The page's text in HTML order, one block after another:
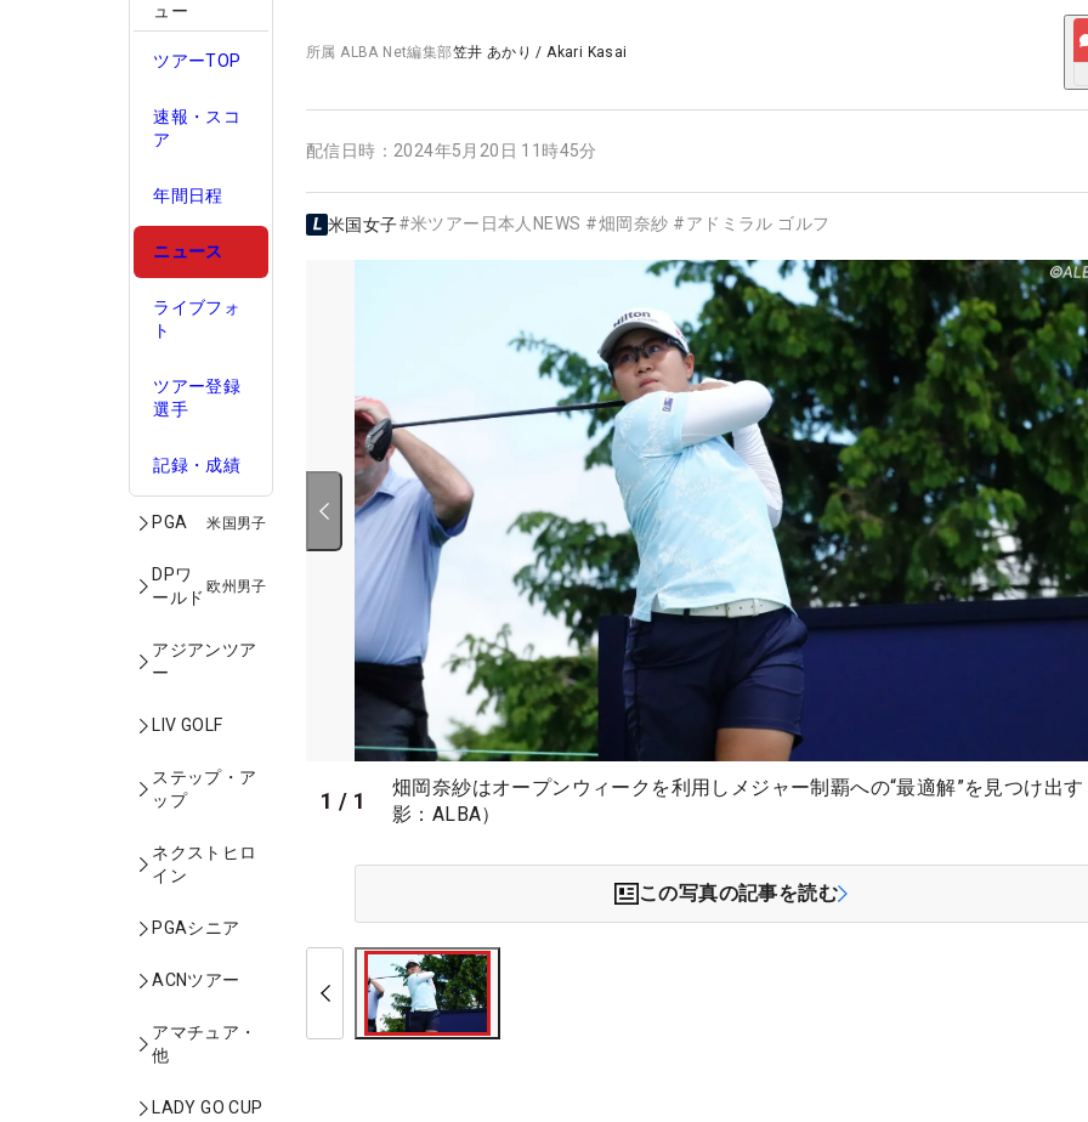
ュー
ツアーTOP
速報・スコ
ア
年間日程
ニュース
ライブフォ
ト
ツアー登録
選手
記録・成績
PGA 米国男子
DPワ
ールド
欧州男子
アジアンツア
ー
LIV GOLF
ステップ・ア
ップ
ネクストヒロ
イン
PGAシニア
ACNツアー
アマチュア・
他
LADY GO CUP
所属ALBA Net編集部笠井 あかり /Akari Kasai
配信日時： 2024年5月20日 11時45分
米国女子#米ツアー日本人NEWS #畑岡奈紗 #アドミラル ゴルフ
1 / 1
畑岡奈紗はオープンウィークを利用しメジャー制覇への“最適解”を見つけ出
影：ALBA）
この写真の記事を読む